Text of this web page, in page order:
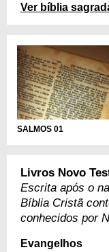
Ver bíblia
SALMOS 01
Livros Novo
Escrita após o
Bíblia Cristã
conhecidos por
Evangelhos